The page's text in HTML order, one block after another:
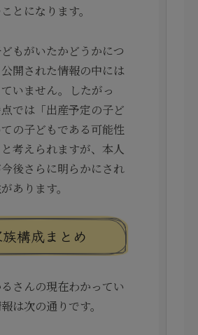
とになります。
もがいたかどうかにつ
開された情報の中には
いません。したがっ
では「出産予定の子ど
の子どもである可能性
考えられますが、本人
後さらに明らかにされ
あります。
構成まとめ
さんの現在わかってい
は次の通りです。